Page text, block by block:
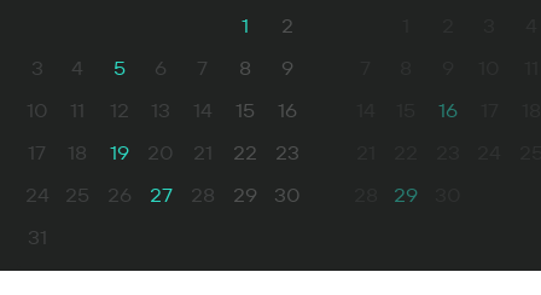
1
2
3
4 5 6 7 8
9
10
11 12 13 14 15
16
17
18 19 20 21 22
23
24
25 26 27 28 29
30
31
16
29